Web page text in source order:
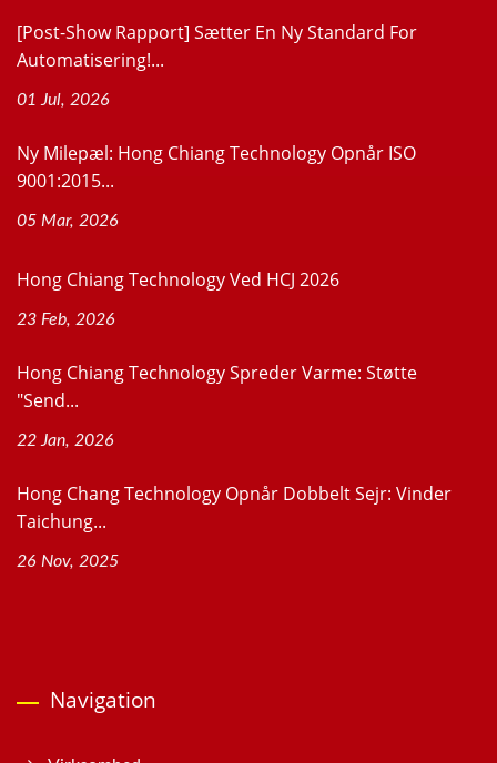
[Post-Show Rapport] Sætter En Ny Standard For
Automatisering!...
01 Jul, 2026
Ny Milepæl: Hong Chiang Technology Opnår ISO
9001:2015...
05 Mar, 2026
Hong Chiang Technology Ved HCJ 2026
23 Feb, 2026
Hong Chiang Technology Spreder Varme: Støtte
"Send...
22 Jan, 2026
Hong Chang Technology Opnår Dobbelt Sejr: Vinder
Taichung...
26 Nov, 2025
Navigation